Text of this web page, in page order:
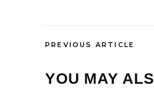
PREVIOUS ARTICLE
YOU MAY